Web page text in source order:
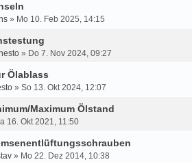
» Mo 10. Feb 2025, 14:15
» Do 7. Nov 2024, 09:27
Ölablass
» So 13. Okt 2024, 12:07
Maximum Ölstand
16. Okt 2021, 11:50
» Mo 22. Dez 2014, 10:38